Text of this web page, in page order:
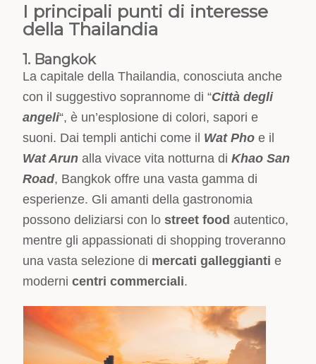
I principali punti di interesse
della Thailandia
1. Bangkok
La capitale della Thailandia, conosciuta anche
con il suggestivo soprannome di “Città degli
angeli“, è un’esplosione di colori, sapori e
suoni. Dai templi antichi come il Wat Pho e il
Wat Arun alla vivace vita notturna diKhao San
Road, Bangkok offre una vasta gamma di
esperienze. Gli amanti della gastronomia
possono deliziarsi con lostreet food autentico,
mentre gli appassionati di shopping troveranno
una vasta selezione di mercati galleggianti e
modernicentri commerciali.